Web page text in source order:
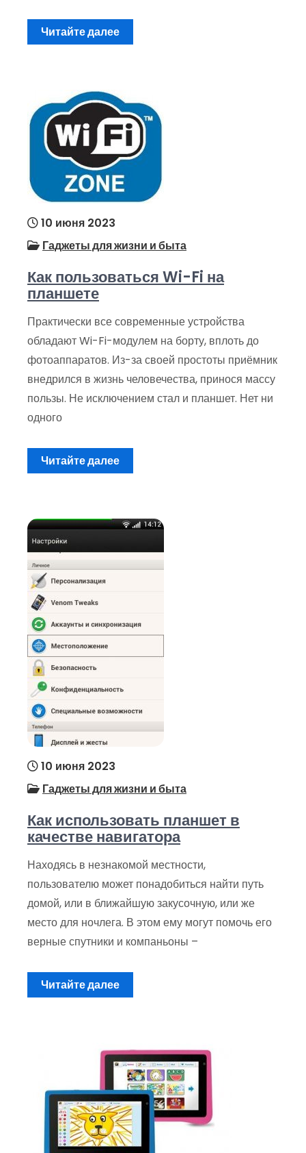
Читайте далее
10 июня 2023
Гаджеты для жизни и быта
Как пользоваться Wi-Fi на
планшете
Практически все современные устройства
обладают Wi-Fi-модулем на борту, вплоть до
фотоаппаратов. Из-за своей простоты приёмник
внедрился в жизнь человечества, принося массу
пользы. Не исключением стал и планшет. Нет ни
одного
Читайте далее
10 июня 2023
Гаджеты для жизни и быта
Как использовать планшет в
качестве навигатора
Находясь в незнакомой местности,
пользователю может понадобиться найти путь
домой, или в ближайшую закусочную, или же
место для ночлега. В этом ему могут помочь его
верные спутники и компаньоны –
Читайте далее